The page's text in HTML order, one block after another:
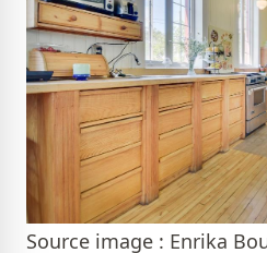
Source image : Enrika